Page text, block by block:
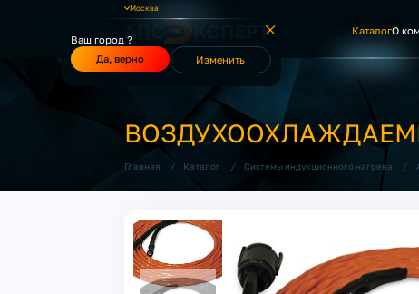
Москва
Ваш город ?
Да, верно
Изменить
КаталогО
Главная / Каталог / Системы индукционного нагрева /